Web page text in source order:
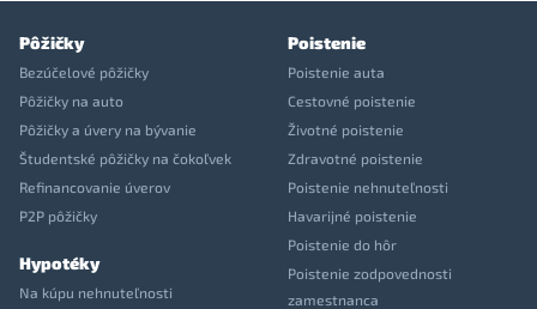
Pôžičky
Bezúčelové pôžičky
Pôžičky na auto
Pôžičky a úvery na bývanie
Študentské pôžičky na čokoľvek
Refinancovanie úverov
P2P pôžičky
Hypotéky
Na kúpu nehnuteľnosti
Poistenie
Poistenie auta
Cestovné poistenie
Životné poistenie
Zdravotné poistenie
Poistenie nehnuteľnosti
Havarijné poistenie
Poistenie do hôr
Poistenie zodpovednosti
zamestnanca